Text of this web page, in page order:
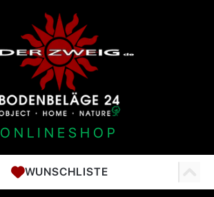
ONLINESHOP
WUNSCHLISTE